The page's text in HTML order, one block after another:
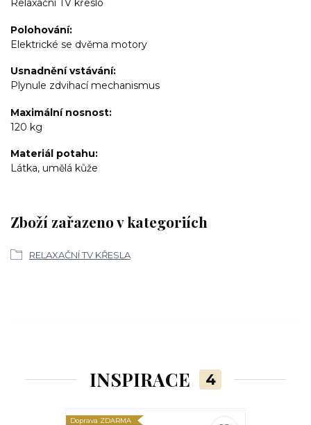
Relaxační TV křeslo
Polohování
Elektrické se dvěma motory
Usnadnění vstávání
Plynule zdvihací mechanismus
Maximální nosnost
120 kg
Materiál potahu
Látka, umělá kůže
Zboží zařazeno v kategoriích
RELAXAČNÍ TV KŘESLA
INSPIRACE 4
Doprava ZDARMA